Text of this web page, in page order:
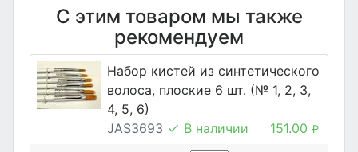
С этим товаром мы также
рекомендуем
Набор кистей из синтетического
волоса, плоские 6 шт. (№ 1, 2, 3,
4, 5, 6)
JAS3693
В наличии 151.00 ₽